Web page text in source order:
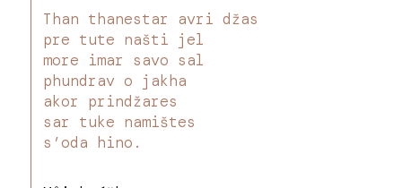
Than thanestar avri džas
pre tute našti jel
more imar savo sal
phundrav o jakha
akor prindžares
sar tuke namištes
s’oda hino.